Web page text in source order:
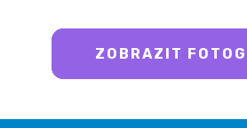
ZOBRAZIT